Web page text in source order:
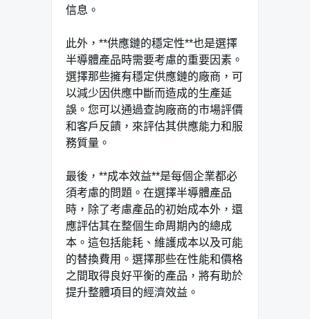
信息。
此外，**供應鏈的穩定性**也是選擇
半導體產品時需要考慮的重要因素。
選擇那些擁有穩定供應鏈的廠商，可
以減少因供應中斷而造成的生產延
誤。您可以通過查詢廠商的市場評價
和客戶反饋，來評估其供應能力和服
務質量。
最後，**成本效益**是每個企業都必
須考慮的問題。在選擇半導體產品
時，除了考慮產品的初始成本外，還
應評估其在整個生命周期內的總成
本。這包括能耗、維護成本以及可能
的替換費用。選擇那些在性能和價格
之間取得良好平衡的產品，將有助於
提升整體項目的經濟效益。